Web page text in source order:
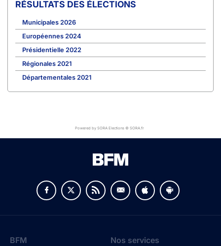
RÉSULTATS DES ÉLECTIONS
Municipales 2026
Européennes 2024
Présidentielle 2022
Régionales 2021
Départementales 2021
Powered by SORA Elections © SORA.fr
BFM Nos services